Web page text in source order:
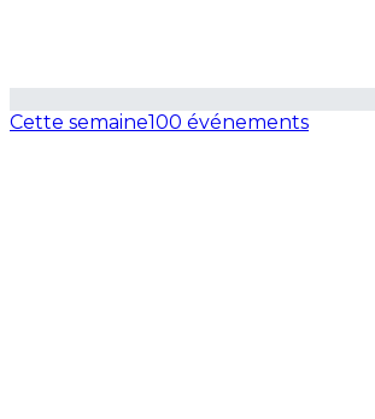
Cette semaine100 événements